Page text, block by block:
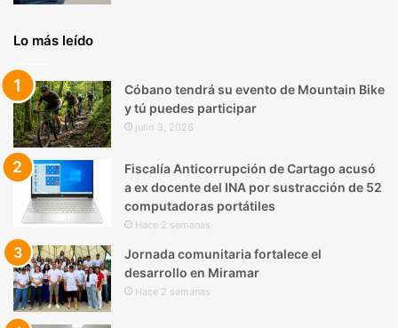
Lo más leído
Cóbano tendrá su evento de Mountain Bike
y tú puedes participar
julio 3, 2026
Fiscalía Anticorrupción de Cartago acusó
a ex docente del INA por sustracción de 52
computadoras portátiles
Hace 2 semanas
Jornada comunitaria fortalece el
desarrollo en Miramar
Hace 2 semanas